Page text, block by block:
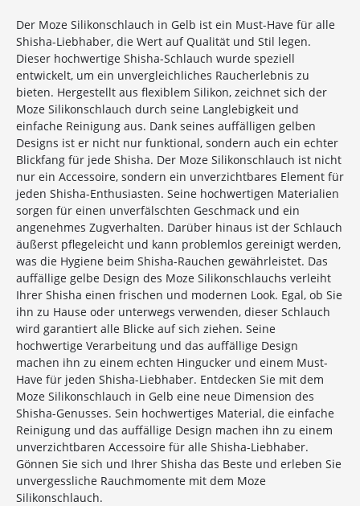
Der Moze Silikonschlauch in Gelb ist ein Must-Have für alle
Shisha-Liebhaber, die Wert auf Qualität und Stil legen.
Dieser hochwertige Shisha-Schlauch wurde speziell
entwickelt, um ein unvergleichliches Raucherlebnis zu
bieten. Hergestellt aus flexiblem Silikon, zeichnet sich der
Moze Silikonschlauch durch seine Langlebigkeit und
einfache Reinigung aus. Dank seines auffälligen gelben
Designs ist er nicht nur funktional, sondern auch ein echter
Blickfang für jede Shisha. Der Moze Silikonschlauch ist nicht
nur ein Accessoire, sondern ein unverzichtbares Element für
jeden Shisha-Enthusiasten. Seine hochwertigen Materialien
sorgen für einen unverfälschten Geschmack und ein
angenehmes Zugverhalten. Darüber hinaus ist der Schlauch
äußerst pflegeleicht und kann problemlos gereinigt werden,
was die Hygiene beim Shisha-Rauchen gewährleistet. Das
auffällige gelbe Design des Moze Silikonschlauchs verleiht
Ihrer Shisha einen frischen und modernen Look. Egal, ob Sie
ihn zu Hause oder unterwegs verwenden, dieser Schlauch
wird garantiert alle Blicke auf sich ziehen. Seine
hochwertige Verarbeitung und das auffällige Design
machen ihn zu einem echten Hingucker und einem Must-
Have für jeden Shisha-Liebhaber. Entdecken Sie mit dem
Moze Silikonschlauch in Gelb eine neue Dimension des
Shisha-Genusses. Sein hochwertiges Material, die einfache
Reinigung und das auffällige Design machen ihn zu einem
unverzichtbaren Accessoire für alle Shisha-Liebhaber.
Gönnen Sie sich und Ihrer Shisha das Beste und erleben Sie
unvergessliche Rauchmomente mit dem Moze
Silikonschlauch.
10%Newsletter-Rabatt
auf deine Bestellung
Sichere dir jetzt 10% Rabatt* auf deine Bestellung
bei Wolke7ShishaShop.de!
Nutze unseren exklusiven Rabattcode und spare bei
deiner nächsten Bestellung in unserem Online-Shop.
Entdecke eine große Auswahl an hochwertigen
Shisha-Produkten, Tabaksorten und Zubehör – alles,
was du für das perfekte Shisha-Erlebnis brauchst!
*Gilt nicht für Tabakwaren, Vapes, Liquid, Kohle und Xkah